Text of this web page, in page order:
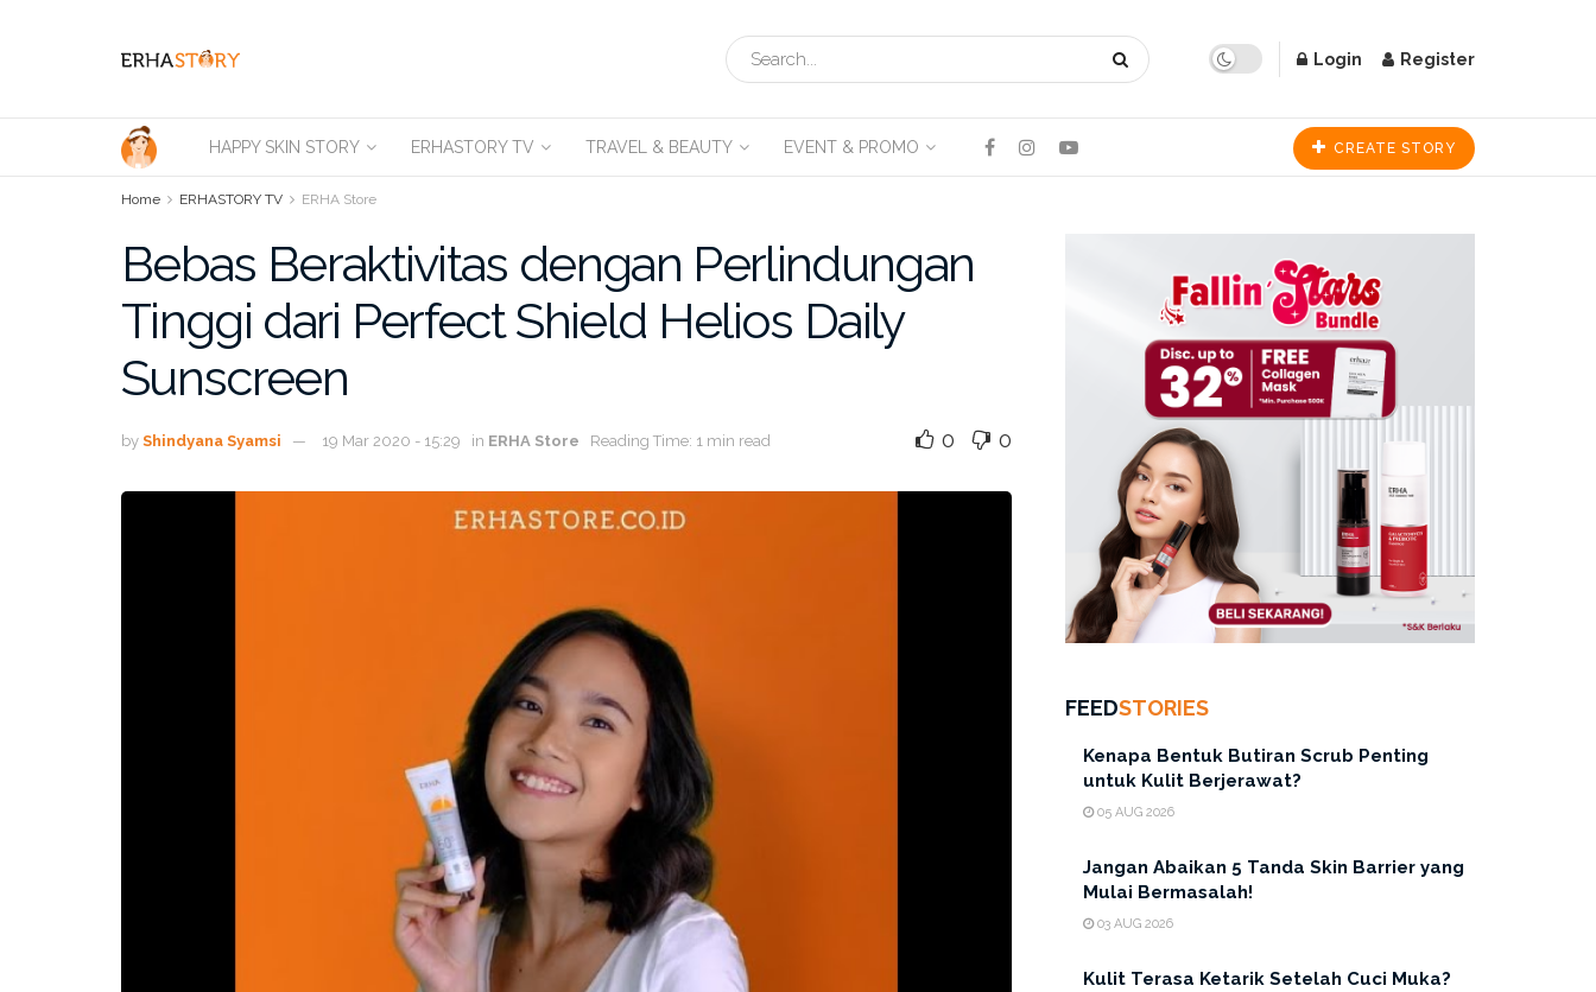
Login Register
HAPPY SKIN STORY ERHASTORY TV TRAVEL & BEAUTY EVENT & PROMO CREATE STORY
Home ERHASTORY TV ERHA Store
Bebas Beraktivitas dengan Perlindungan
Tinggi dari Perfect Shield Helios Daily
Sunscreen
by Shindyana Syamsi 19 Mar 2020 - 15:29 in ERHA Store Reading Time: 1 min read 0 0
FEEDSTORIES
Kenapa Bentuk Butiran Scrub Penting
untuk Kulit Berjerawat?
05 AUG 2026
Jangan Abaikan 5 Tanda Skin Barrier yang
Mulai Bermasalah!
03 AUG 2026
Kulit Terasa Ketarik Setelah Cuci Muka?